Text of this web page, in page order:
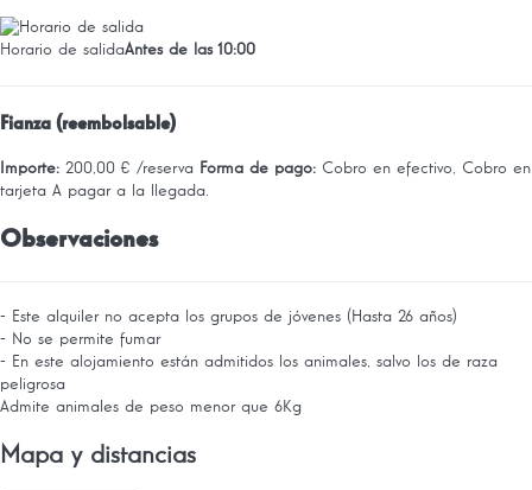
Horario de salidaAntes de las 10:00
Fianza (reembolsable)
Importe: 200,00 € /reserva Forma de pago: Cobro en efectivo, Cobro en
tarjeta A pagar a la llegada.
Observaciones
- Este alquiler no acepta los grupos de jóvenes (Hasta 26 años)
- No se permite fumar
- En este alojamiento están admitidos los animales, salvo los de raza
peligrosa
Admite animales de peso menor que 6Kg
Mapa y distancias